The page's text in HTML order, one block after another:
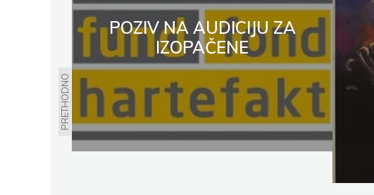
PRETHODNO
POZIV NA AUDICIJU ZA
IZOPAČENE